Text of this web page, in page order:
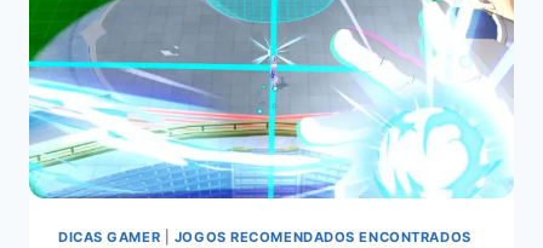
DICAS GAMER
JOGOS RECOMENDADOS ENCONTRADOS